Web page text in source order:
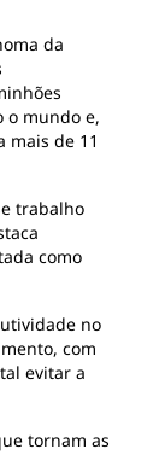
da
o mundo e,
mais de 11
trabalho
como
no
com
evitar a
tornam as